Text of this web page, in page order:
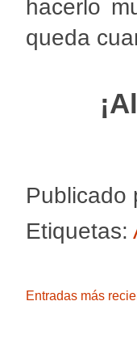
hacerlo
queda
Publicado
Etiquetas:
Entradas más